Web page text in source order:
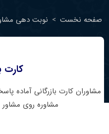
صفحه نخست > نوبت دهی
کارت
مشاوران کارت بازرگانی آماده
مشاوره روی